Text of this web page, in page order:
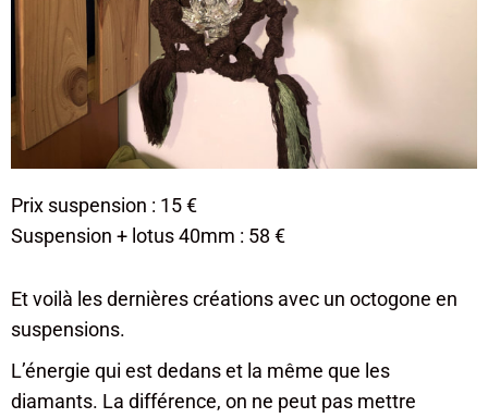
Prix suspension : 15 €
Suspension + lotus 40mm : 58 €
Et voilà les dernières créations avec un octogone en
suspensions.
L’énergie qui est dedans et la même que les
diamants. La différence, on ne peut pas mettre